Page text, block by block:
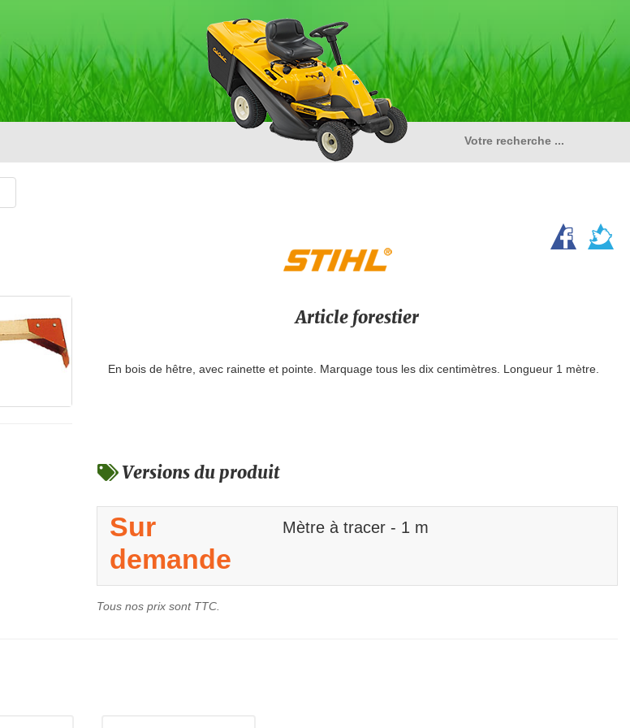
Article forestier
En bois de hêtre, avec rainette et pointe. Marquage tous les dix centimètres. Longueur 1 mètre.
Versions du produit
Sur
demande
Mètre à tracer - 1 m
Tous nos prix sont TTC.